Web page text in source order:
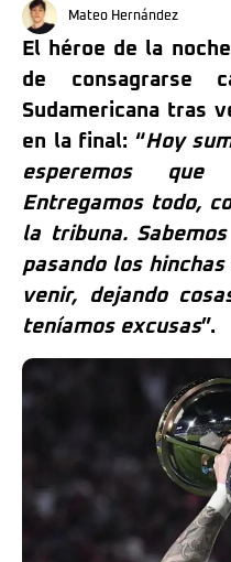
Mateo Hernández
El héroe de la
de consagrarse
Sudamericana tras
en la final: “Hoy
esperemos
Entregamos todo,
la tribuna.
pasando los
venir, dejando
teníamos excusas”.